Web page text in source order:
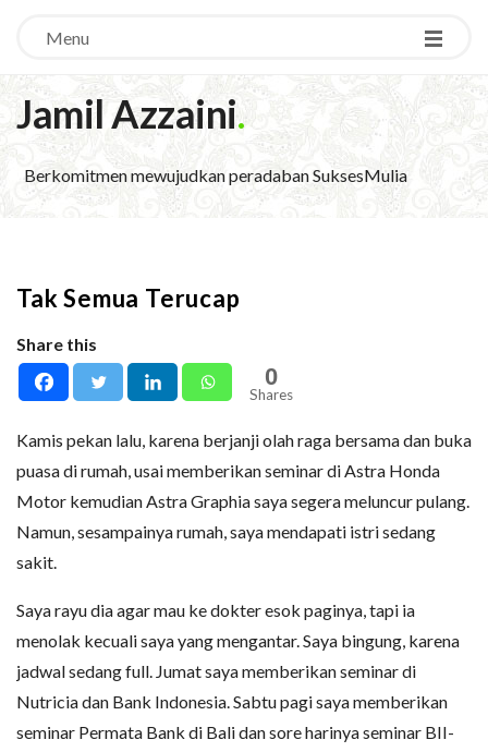
Menu
Jamil Azzaini.
Berkomitmen mewujudkan peradaban SuksesMulia
Tak Semua Terucap
Share this
0
Shares
Kamis pekan lalu, karena berjanji olah raga bersama dan buka
puasa di rumah, usai memberikan seminar di Astra Honda
Motor kemudian Astra Graphia saya segera meluncur pulang.
Namun, sesampainya rumah, saya mendapati istri sedang
sakit.
Saya rayu dia agar mau ke dokter esok paginya, tapi ia
menolak kecuali saya yang mengantar. Saya bingung, karena
jadwal sedang full. Jumat saya memberikan seminar di
Nutricia dan Bank Indonesia. Sabtu pagi saya memberikan
seminar Permata Bank di Bali dan sore harinya seminar BII-